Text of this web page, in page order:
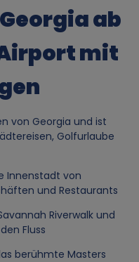
ab
mit
von Georgia und ist
Golfurlaube
Innenstadt von
und Restaurants
Riverwalk und
Fluss
berühmte Masters